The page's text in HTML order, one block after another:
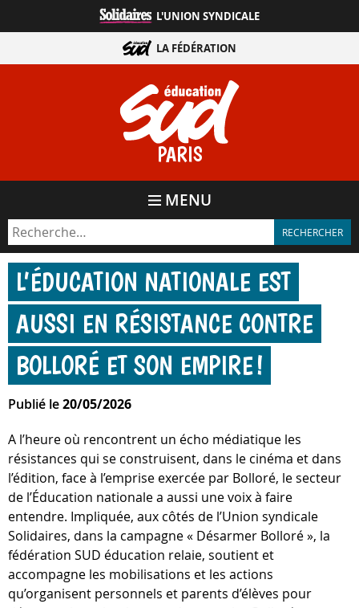
directement
contenu
PARIS
L'UNION SYNDICALE
LA FÉDÉRATION
MENU
L’ÉDUCATION NATIONALE EST
AUSSI EN RÉSISTANCE CONTRE
BOLLORÉ ET SON EMPIRE !
Publié le20/05/2026
A l’heure où rencontrent un écho médiatique les
résistances qui se construisent, dans le cinéma et dans
l’édition, face à l’emprise exercée par Bolloré, le secteur
de l’Éducation nationale a aussi une voix à faire
entendre. Impliquée, aux côtés de l’Union syndicale
Solidaires, dans la campagne « Désarmer Bolloré », la
fédération SUD éducation relaie, soutient et
accompagne les mobilisations et les actions
qu’organisent personnels et parents d’élèves pour